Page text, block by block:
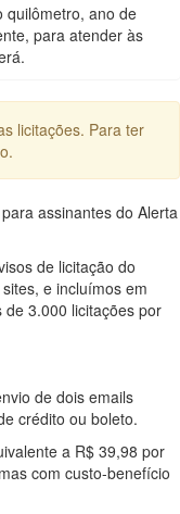
quilômetro, ano de
para atender às
licitações. Para ter
assinantes do Alerta
de licitação do
e incluímos em
3.000 licitações por
de dois emails
crédito ou boleto.
a R$ 39,98 por
com custo-benefício